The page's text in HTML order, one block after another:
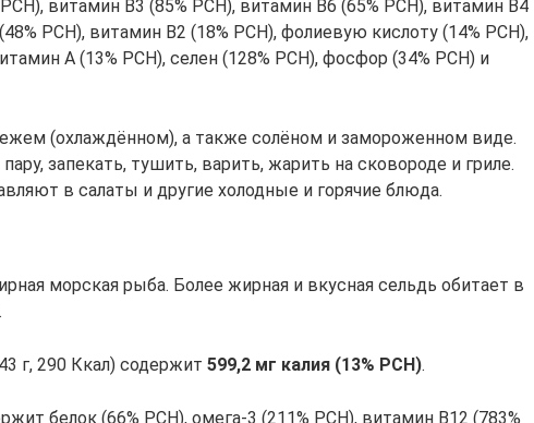
витамин В3 (85% РСН), витамин В6 (65% РСН), витамин В4
РСН), витамин В2 (18% РСН), фолиевую кислоту (14% РСН),
А (13% РСН), селен (128% РСН), фосфор (34% РСН) и
(охлаждённом), а также солёном и замороженном виде.
запекать, тушить, варить, жарить на сковороде и гриле.
в салаты и другие холодные и горячие блюда.
морская рыба. Более жирная и вкусная сельдь обитает в
г, 290 Ккал) содержит 599,2 мг калия (13% РСН).
белок (66% РСН), омега-3 (211% РСН), витамин В12 (783%